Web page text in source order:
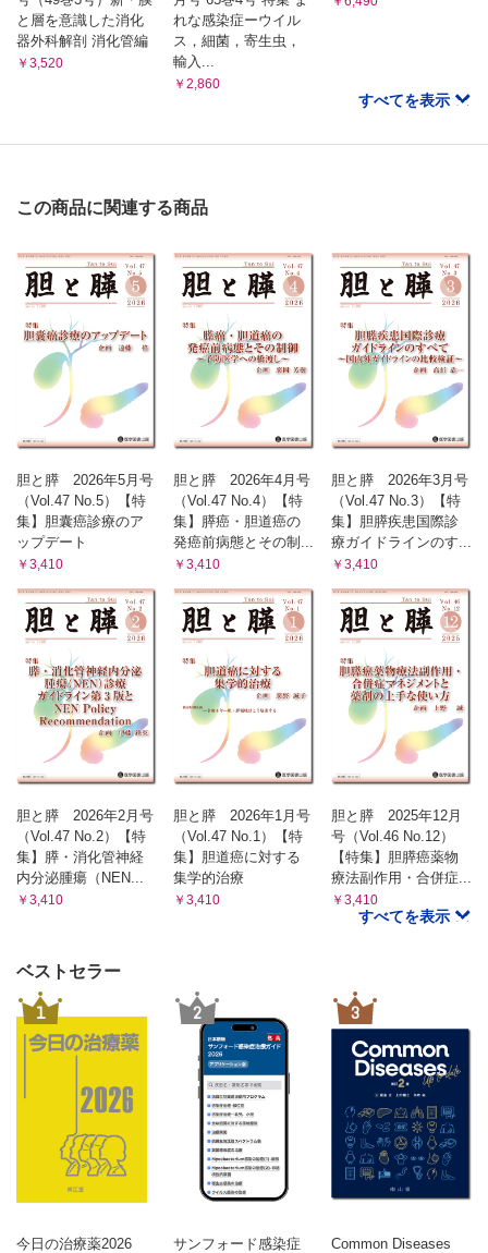
と層を意識した消化
器外科解剖 消化管編
￥3,520
れな感染症ーウイル
ス，細菌，寄生虫，
輸入...
￥2,860
すべてを表示
この商品に関連する商品
胆と膵 2026年5月号
（Vol.47 No.5）【特
集】胆囊癌診療のア
ップデート
￥3,410
胆と膵 2026年4月号
（Vol.47 No.4）【特
集】膵癌・胆道癌の
発癌前病態とその制...
￥3,410
胆と膵 2026年3月号
（Vol.47 No.3）【特
集】胆膵疾患国際診
療ガイドラインのす...
￥3,410
胆と膵 2026年2月号
（Vol.47 No.2）【特
集】膵・消化管神経
内分泌腫瘍（NEN...
￥3,410
胆と膵 2026年1月号
（Vol.47 No.1）【特
集】胆道癌に対する
集学的治療
￥3,410
胆と膵 2025年12月
号（Vol.46 No.12）
【特集】胆膵癌薬物
療法副作用・合併症...
￥3,410
すべてを表示
ベストセラー
1
今日の治療薬2026
2
サンフォード感染症
3
Common Diseases